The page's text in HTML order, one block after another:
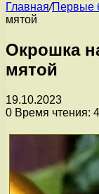
Главная/Первые
мятой
Окрошка
мятой
19.10.2023
0 Время чтения: